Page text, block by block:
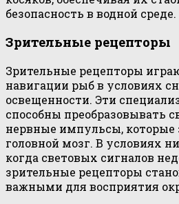
безопасность в водной среде.
Зрительные рецепторы
Зрительные рецепторы
навигации рыб в условиях
освещенности. Эти
способны преобразовывать
нервные импульсы, которые
головной мозг. В условиях
когда световых сигналов
зрительные рецепторы
важными для восприятия